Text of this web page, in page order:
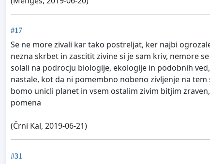
#17
Se ne more zivali kar tako postreljat, ker najbi
nezna skrbet in zascitit zivine si je sam kriv, nemore
solali na podrocju biologije, ekologije in podobnih
nastale, kot da ni pomembno nobeno zivljenje na
bomo unicli planet in vsem ostalim zivim bitjim
pomena
(Črni Kal, 2019-06-21)
#31